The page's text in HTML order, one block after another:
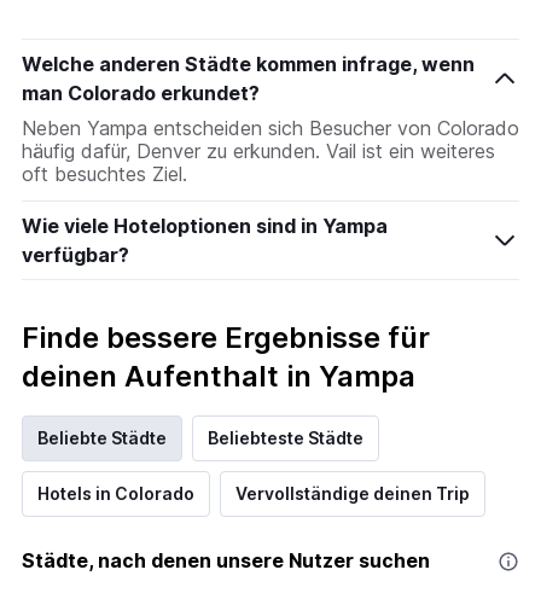
Welche anderen Städte kommen infrage, wenn
man Colorado erkundet?
Neben Yampa entscheiden sich Besucher von Colorado
häufig dafür, Denver zu erkunden. Vail ist ein weiteres
oft besuchtes Ziel.
Wie viele Hoteloptionen sind in Yampa
verfügbar?
Finde bessere Ergebnisse für
deinen Aufenthalt in Yampa
Beliebte Städte Beliebteste Städte
Hotels in Colorado Vervollständige deinen Trip
Städte, nach denen unsere Nutzer suchen